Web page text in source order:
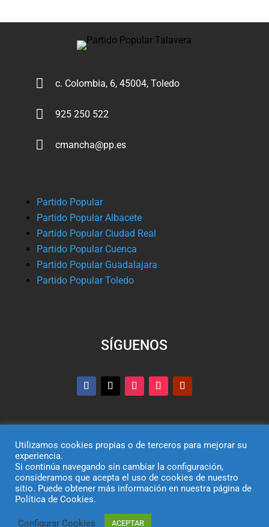
 c. Colombia, 6, 45004, Toledo
 925 250 522
 cmancha@pp.es
Partido Popular
Partido Popular Albacete
Partido Popular Ciudad Real
Partido Popular Cuenca
Partido Popular Guadalajara
Partido Popular Toledo
SÍGUENOS
© Partido Popular de Castilla-La Mancha – C/ Colombia,
6, 45004, Toledo, Teléfono 925 250 522
El uso de este sitio implica la aceptación del
política de privacidad
y lapolítica de cookies
Utilizamos cookies propias o de terceros para mejorar su
experiencia.
Si continúa navegando sin cambiar la configuración,
consideramos que acepta el uso de cookies de nuestro
sitio. Puede obtener más información en nuestra página de
Política de Cookies.
Configurar Cookies ACEPTAR